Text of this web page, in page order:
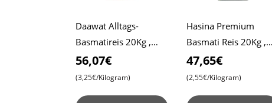
Daawat Alltags-
Basmatireis 20Kg ,
Daawat Normaler Reis
56,07€
(3,25€/Kilogram)
Hasina Premium
Basmati Reis 20Kg ,
Erschwinglicher Preis ,
Premium Qualität ,
47,65€
(2,55€/Kilogram)